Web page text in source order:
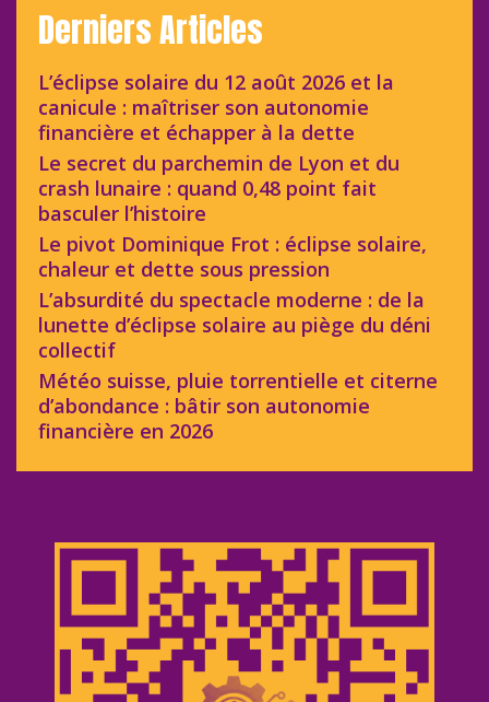
Derniers Articles
L’éclipse solaire du 12 août 2026 et la
canicule : maîtriser son autonomie
financière et échapper à la dette
Le secret du parchemin de Lyon et du
crash lunaire : quand 0,48 point fait
basculer l’histoire
Le pivot Dominique Frot : éclipse solaire,
chaleur et dette sous pression
L’absurdité du spectacle moderne : de la
lunette d’éclipse solaire au piège du déni
collectif
Météo suisse, pluie torrentielle et citerne
d’abondance : bâtir son autonomie
financière en 2026